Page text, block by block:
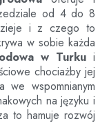
od 4 do 8
i z czego to
w sobie każda
w Turkui
chociażby jej
we wspomnianym
na języku i
to hamuje rozwój